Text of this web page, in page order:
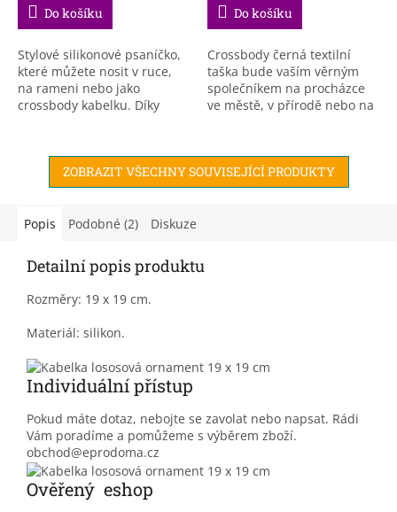
Do košíku
Stylové silikonové psaníčko,
které můžete nosit v ruce,
na rameni nebo jako
crossbody kabelku. Díky
je její předností...
Do košíku
Crossbody černá textilní
taška bude vaším věrným
společníkem na procházce
ve městě, v přírodě nebo na
ZOBRAZIT VŠECHNY SOUVISEJÍCÍ PRODUKTY
Popis Podobné (2) Diskuze
Detailní popis produktu
Rozměry: 19 x 19 cm.
Materiál: silikon.
Individuální přístup
Pokud máte dotaz, nebojte se zavolat nebo napsat. Rádi
Vám poradíme a pomůžeme s výběrem zboží.
obchod@eprodoma.cz
Ověřený eshop